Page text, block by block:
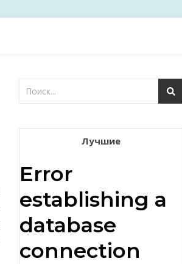
Лучшие
Error
establishing a
database
connection